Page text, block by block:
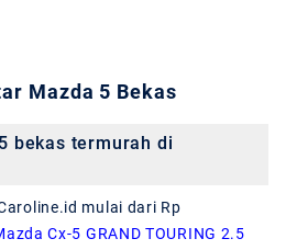
Mazda 5 Bekas
bekas termurah di
mulai dari Rp
Cx-5 GRAND TOURING 2.5